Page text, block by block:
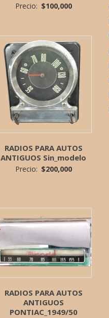
Precio: $100,000
RADIOS PARA AUTOS
ANTIGUOS Sin_modelo
Precio: $200,000
RADIOS PARA AUTOS
ANTIGUOS
PONTIAC_1949/50